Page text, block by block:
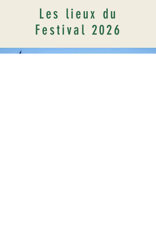
Les lieux du
Festival 2026